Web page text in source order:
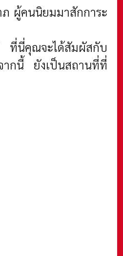
ภ ผู้คนนิยมมาสักการะ
ที่นี่คุณจะได้สัมผัสกับ
ากนี้ ยังเป็นสถานที่ที่